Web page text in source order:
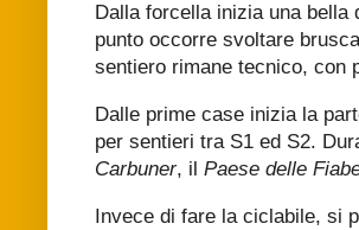
Dalla forcella inizia una
punto occorre svoltare
sentiero rimane tecnico, con
Dalle prime case inizia la
per sentieri tra S1 ed S2.
Carbuner, il Paese delle
Invece di fare la ciclabile, si